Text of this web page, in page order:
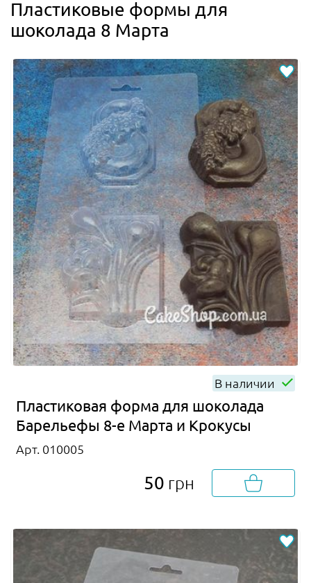
Пластиковые формы для
шоколада 8 Марта
В наличии
Пластиковая форма для шоколада
Барельефы 8-е Марта и Крокусы
Арт. 010005
50 грн